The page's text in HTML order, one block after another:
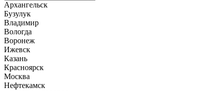
Архангельск
Бузулук
Владимир
Вологда
Воронеж
Ижевск
Казань
Красноярск
Москва
Нефтекамск